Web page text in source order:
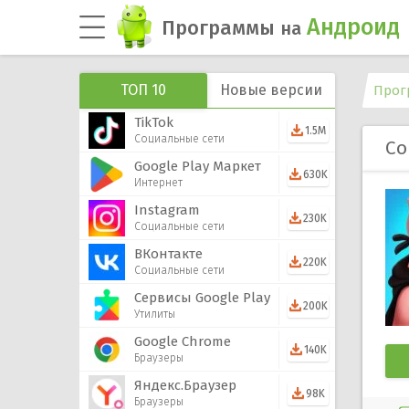
Программы на Андроид
ТОП 10 Новые версии
TikTok
Социальные сети
1.5M
Google Play Маркет
Интернет
630K
Instagram
Социальные сети
230K
ВКонтакте
Социальные сети
220K
Сервисы Google Play
Утилиты
200K
Google Chrome
Браузеры
140K
Яндекс.Браузер
Браузеры
98K